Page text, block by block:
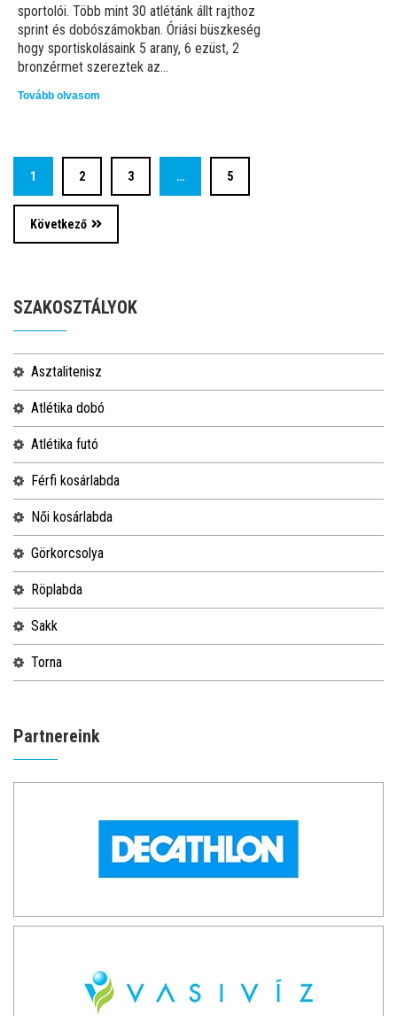
sportolói. Több mint 30 atlétánk állt rajthoz
sprint és dobószámokban. Óriási büszkeség
hogy sportiskolásaink 5 arany, 6 ezüst, 2
bronzérmet szereztek az...
Tovább olvasom
1 2 3 … 5
Következő
SZAKOSZTÁLYOK
asztalitenisz
atlétika dobó
atlétika futó
férfi kosárlabda
női kosárlabda
görkorcsolya
röplabda
sakk
torna
Partnereink